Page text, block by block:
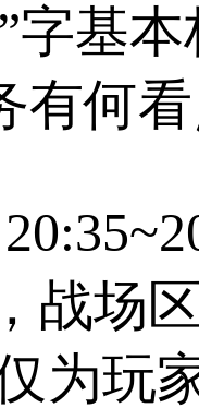
字基
有何看
战场
为玩